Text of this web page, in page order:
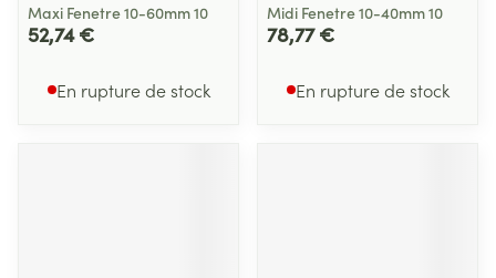
Maxi Fenetre 10-60mm 10
52,74 €
En rupture de stock
Midi Fenetre 10-40mm 10
78,77 €
En rupture de stock